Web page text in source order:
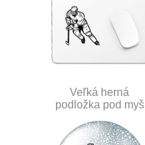
Veľká herná
podložka pod myš